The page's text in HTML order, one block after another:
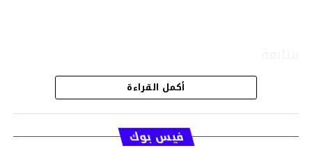
قسم الاخبار
أكمل القراءة
فيس بوك